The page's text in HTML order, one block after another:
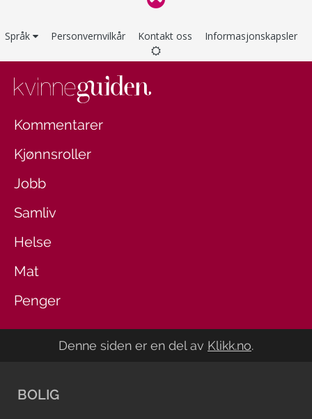
Språk Personvernvilkår Kontakt oss Informasjonskapsler
Kommentarer
Kjønnsroller
Jobb
Samliv
Helse
Mat
Penger
Denne siden er en del av Klikk.no.
BOLIG